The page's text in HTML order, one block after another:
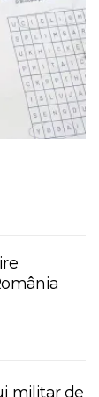
militar de